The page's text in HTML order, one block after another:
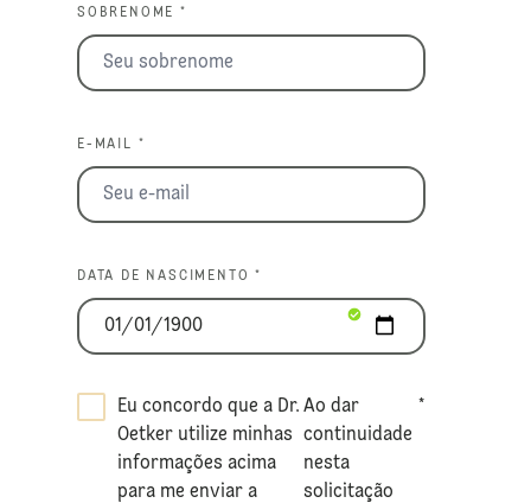
SOBRENOME *
E-MAIL *
DATA DE NASCIMENTO *
Eu concordo que a Dr.
Oetker utilize minhas
informações acima
para me enviar a
Ao dar
continuidade
nesta
solicitação
*